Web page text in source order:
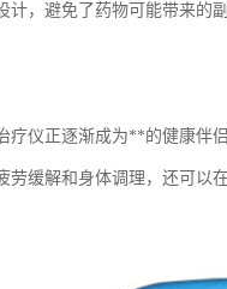
计，避免了药物可能带来的
疗仪正逐渐成为**的健康伴侣
劳缓解和身体调理，还可以